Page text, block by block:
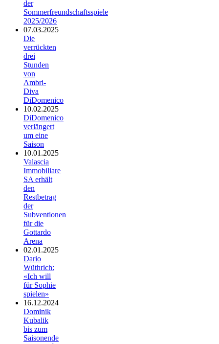
der
Sommerfreundschaftsspiele
2025/2026
07.03.2025
Die
verrückten
drei
Stunden
von
Ambri-
Diva
DiDomenico
10.02.2025
DiDomenico
verlängert
um eine
Saison
10.01.2025
Valascia
Immobiliare
SA erhält
den
Restbetrag
der
Subventionen
für die
Gottardo
Arena
02.01.2025
Dario
Wüthrich:
«Ich will
für Sophie
spielen»
16.12.2024
Dominik
Kubalik
bis zum
Saisonende